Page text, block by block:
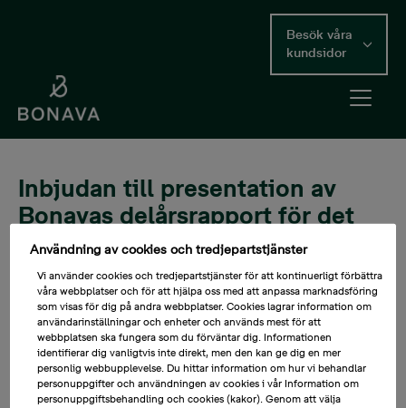
Besök våra
kundsidor
Open
Inbjudan till presentation av
Bonavas delårsrapport för det
andra kvartalet 2026
2026-07-03
Bonava AB (publ) offentliggör delårsrapport för det andra
kvartalet 2026 fredagen den 17 juli kl. 07.00 (CET). En
webbsänd presentation av rapporten hålls kl. 09:00
(CET).
Användning av cookies och tredjepartstjänster
Vi använder cookies och tredjepartstjänster för att kontinuerligt förbättra
våra webbplatser och för att hjälpa oss med att anpassa marknadsföring
som visas för dig på andra webbplatser. Cookies lagrar information om
användarinställningar och enheter och används mest för att
webbplatsen ska fungera som du förväntar dig. Informationen
identifierar dig vanligtvis inte direkt, men den kan ge dig en mer
personlig webbupplevelse. Du hittar information om hur vi behandlar
personuppgifter och användningen av cookies i vår Information om
personuppgiftsbehandling och cookies (kakor). Genom att välja